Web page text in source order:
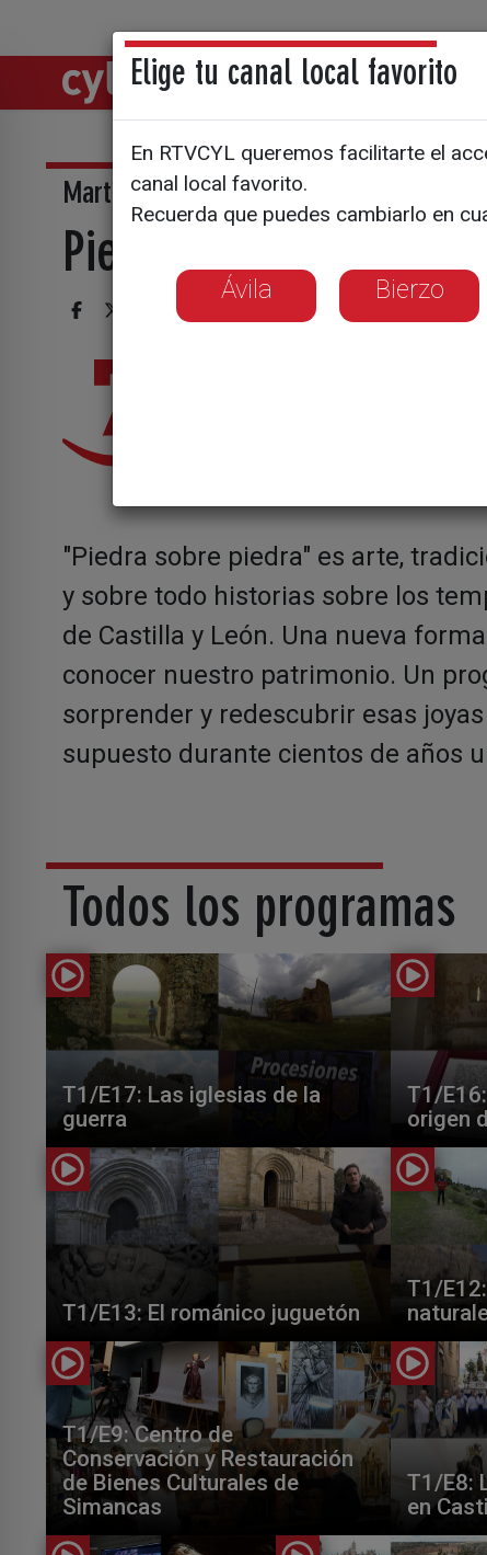
Directos
Martes, La 7 - 22:30 h.
Piedra sobre piedra
"Piedra sobre piedra" es arte,
y sobre todo historias sobre los
de Castilla y León. Una nueva
conocer nuestro patrimonio. Un
sorprender y redescubrir esas
supuesto durante cientos de años
Todos los programas
T1/E17: Las iglesias de la
guerra
T1/
origen
T1/E13: El románico juguetón
T1/
T1/E9: Centro de
Conservación y Restauración
de Bienes Culturales de
Simancas
T1/E8:
en
Elige tu canal local favorito
En RTVCYL queremos facilitarte el
canal local favorito.
Recuerda que puedes cambiarlo en
Ávila Bierzo